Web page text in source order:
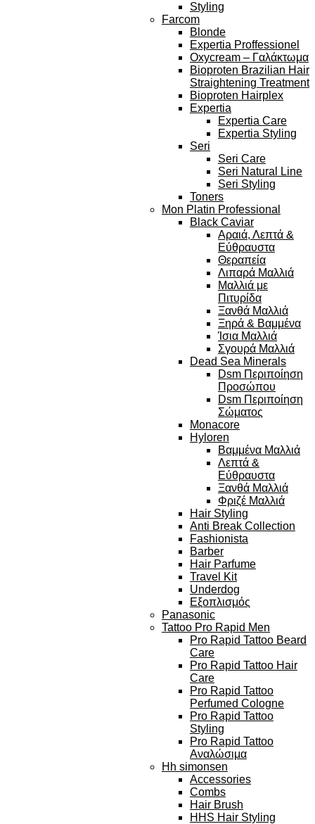
Styling
Farcom
Blonde
Expertia Proffessionel
Oxycream – Γαλάκτωμα
Bioproten Brazilian Hair
Straightening Treatment
Bioproten Hairplex
Expertia
Expertia Care
Expertia Styling
Seri
Seri Care
Seri Natural Line
Seri Styling
Toners
Mon Platin Professional
Black Caviar
Αραιά, Λεπτά &
Εύθραυστα
Θεραπεία
Λιπαρά Μαλλιά
Μαλλιά με
Πιτυρίδα
Ξανθά Μαλλιά
Ξηρά & Βαμμένα
Ίσια Μαλλιά
Σγουρά Μαλλιά
Dead Sea Minerals
Dsm Περιποίηση
Προσώπου
Dsm Περιποίηση
Σώματος
Monacore
Hyloren
Βαμμένα Μαλλιά
Λεπτά &
Εύθραυστα
Ξανθά Μαλλιά
Φριζέ Μαλλιά
Hair Styling
Anti Break Collection
Fashionista
Barber
Hair Parfume
Travel Kit
Underdog
Εξοπλισμός
Panasonic
Tattoo Pro Rapid Men
Pro Rapid Tattoo Beard
Care
Pro Rapid Tattoo Hair
Care
Pro Rapid Tattoo
Perfumed Cologne
Pro Rapid Tattoo
Styling
Pro Rapid Tattoo
Αναλώσιμα
Hh simonsen
Accessories
Combs
Hair Brush
HHS Hair Styling